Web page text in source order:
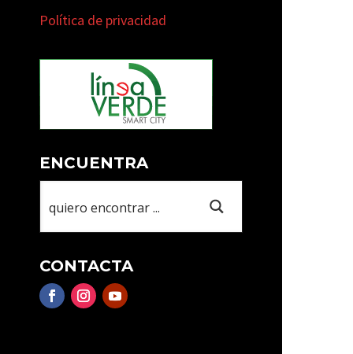
Política de privacidad
ENCUENTRA
CONTACTA